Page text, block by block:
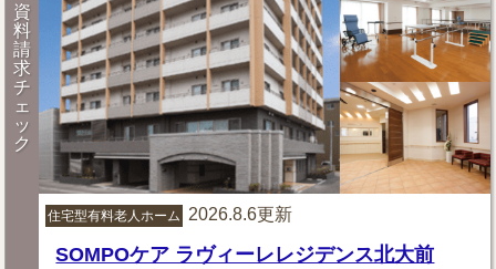
資
料
請
求
チ
ェ
ッ
ク
住宅型有料老人ホーム 2026.8.6更新
SOMPOケア ラヴィーレレジデンス北大前